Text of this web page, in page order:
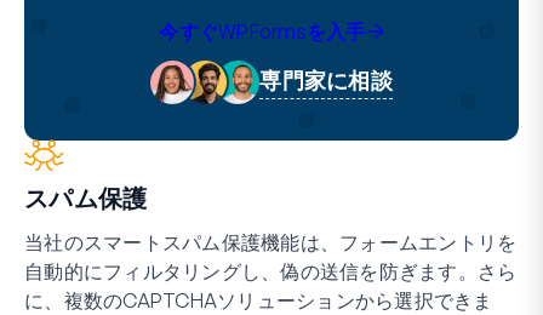
今すぐWPFormsを入手
専門家に相談
スパム保護
当社のスマートスパム保護機能は、フォームエントリを
自動的にフィルタリングし、偽の送信を防ぎます。さら
に、複数のCAPTCHAソリューションから選択できま